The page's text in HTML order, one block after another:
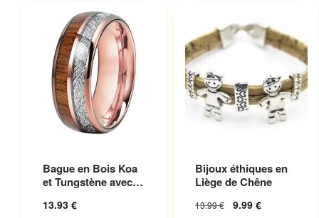
Bague en Bois Koa
et Tungstène avec
13.93 €
variations. Les options
peuvent être choisies sur la
page du produit
Bijoux éthiques en
Liège de Chêne
13.99€ 9.99 €